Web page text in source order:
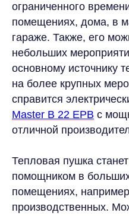
ограниченного
помещениях, дома, в
гараже. Также, его
небольших
основному источнику
на более крупных
справится
Master B 22 EPB с
отличной
Тепловая пушка
помощником в
помещениях,
производственных.
+7
Я соглашаюсь с условиями
персональных данных
ОСТАВИТЬ ЗАЯВКУ